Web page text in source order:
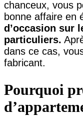
chanceux, vous
bonne affaire en
d’occasion sur
particuliers.
dans ce cas,
fabricant.
Pourquoi